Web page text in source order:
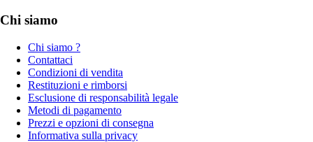
Chi siamo
Chi siamo ?
Contattaci
Condizioni di vendita
Restituzioni e rimborsi
Esclusione di responsabilità legale
Metodi di pagamento
Prezzi e opzioni di consegna
Informativa sulla privacy